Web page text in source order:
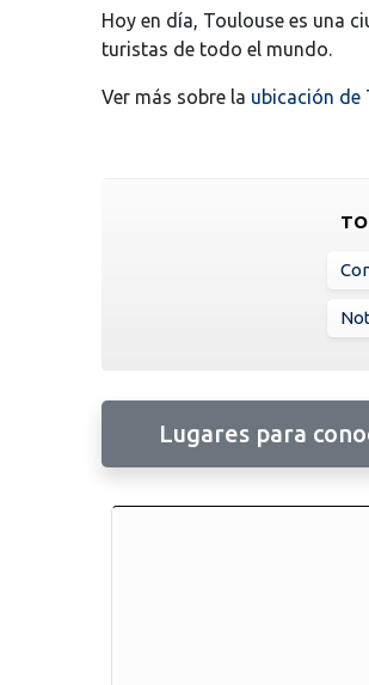
Hoy en día, Toulouse es una
turistas de todo el mundo.
Ver más sobre la ubicación de
Lugares para